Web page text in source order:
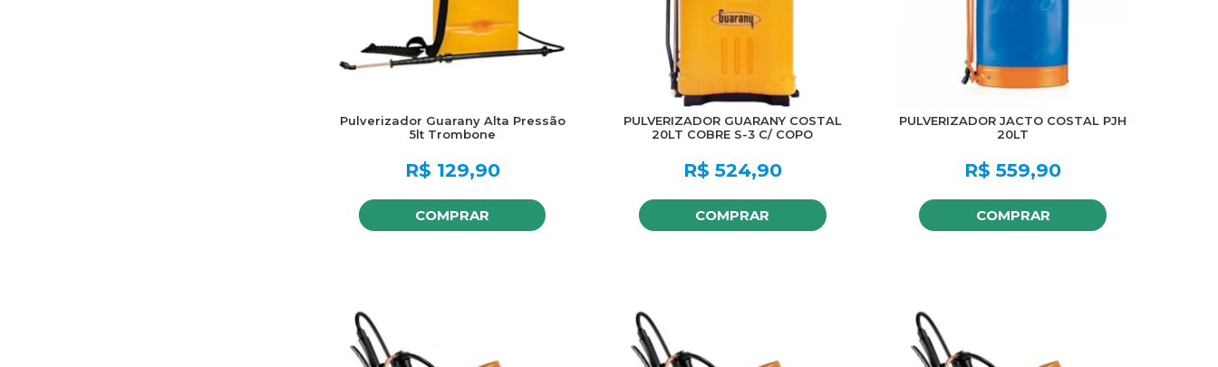
Pulverizador Guarany Alta Pressão
5lt Trombone
R$ 129,90
COMPRAR
PULVERIZADOR GUARANY COSTAL
20LT COBRE S-3 C/ COPO
R$ 524,90
COMPRAR
PULVERIZADOR JACTO COSTAL PJH
20LT
R$ 559,90
COMPRAR